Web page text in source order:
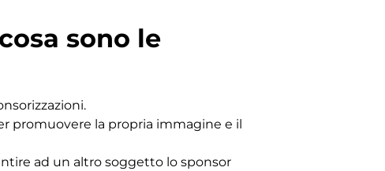
sono le
promuovere la propria immagine e il
ad un altro soggetto lo sponsor